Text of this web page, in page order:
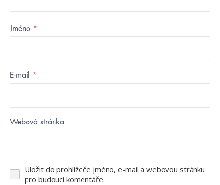
Jméno *
E-mail *
Webová stránka
Uložit do prohlížeče jméno, e-mail a webovou stránku
pro budoucí komentáře.